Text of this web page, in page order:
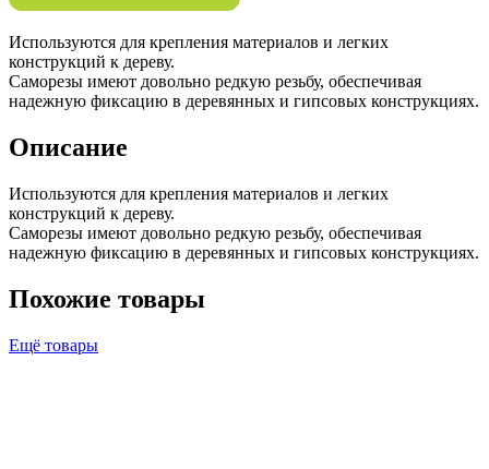
Используются для крепления материалов и легких
конструкций к дереву.
Саморезы имеют довольно редкую резьбу, обеспечивая
надежную фиксацию в деревянных и гипсовых конструкциях.
Описание
Используются для крепления материалов и легких
конструкций к дереву.
Саморезы имеют довольно редкую резьбу, обеспечивая
надежную фиксацию в деревянных и гипсовых конструкциях.
Похожие товары
Ещё товары